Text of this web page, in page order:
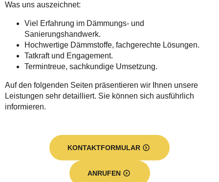
Was uns auszeichnet:
Viel Erfahrung im Dämmungs- und
Sanierungshandwerk.
Hochwertige Dämmstoffe, fachgerechte Lösungen.
Tatkraft und Engagement.
Termintreue, sachkundige Umsetzung.
Auf den folgenden Seiten präsentieren wir Ihnen unsere
Leistungen sehr detailliert. Sie können sich ausführlich
informieren.
KONTAKTFORMULAR
ANRUFEN